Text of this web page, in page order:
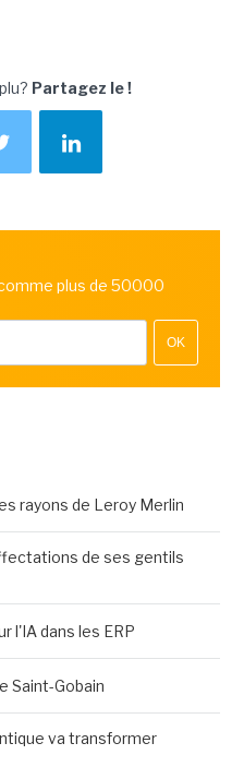
Partagez le !
plus de 50000
OK
rayons de Leroy Merlin
de ses gentils
l'IA dans les ERP
Saint-Gobain
va transformer